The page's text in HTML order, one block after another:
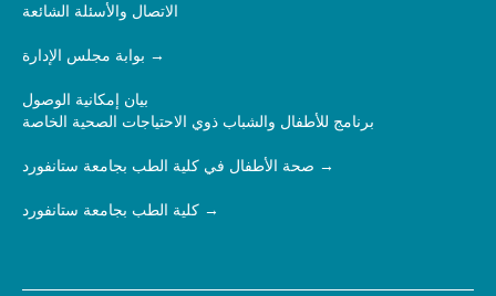
الاتصال والأسئلة الشائعة
بوابة مجلس الإدارة
بيان إمكانية الوصول
برنامج للأطفال والشباب ذوي الاحتياجات الصحية الخاصة
صحة الأطفال في كلية الطب بجامعة ستانفورد
كلية الطب بجامعة ستانفورد